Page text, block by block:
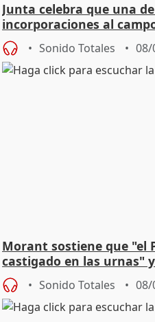
Junta celebra que una
incorporaciones al
jóvenes
Sonido Totales 08/
Morant sostiene que "el
castigado en las urnas"
cambio"
Sonido Totales 08/